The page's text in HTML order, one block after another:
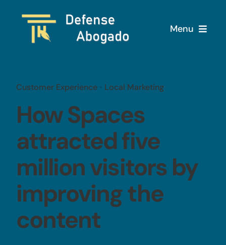
contenido
Menu
Sobre nosotros
Blog
Customer Experience• Local Marketing
How Spaces
attracted five
million visitors by
improving the
content